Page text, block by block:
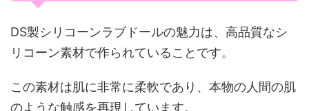
DS製シリコーンラブドールの魅力は、高品質なシ
リコーン素材で作られていることです。
この素材は肌に非常に柔軟であり、本物の人間の肌
のような触感を再現しています。